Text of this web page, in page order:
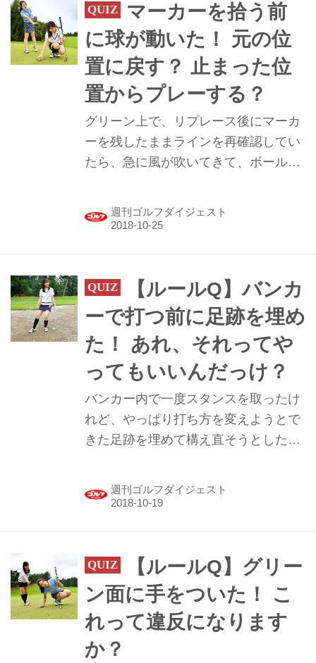
マーカーを拾う前
に球が動いた！ 元の位
置に戻す？ 止まった位
置からプレーする？
グリーン上で、リプレース後にマーカ
ーを残したままラインを再確認してい
たら、急に風が吹いてきて、ボールが
もそのまま止まった位置からプレーす
週刊ゴルフダイジェスト
【ルールQ】バンカ
ーで打つ前に足跡を埋め
た！ あれ、それってや
ってもいいんだっけ？
バンカー内で一度スタンスを取ったけ
れど、やっぱり打ち方を変えようとで
きた足跡を埋めて構え直そうとした
週刊ゴルフダイジェスト
【ルールQ】グリー
ン面に手をついた！ こ
れって違反になります
か？